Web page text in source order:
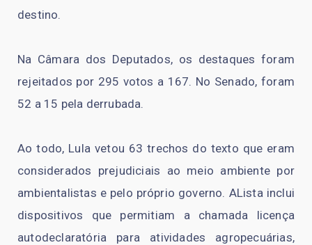
destino.
Na Câmara dos Deputados, os destaques foram
rejeitados por 295 votos a 167. No Senado, foram
52 a 15 pela derrubada.
Ao todo, Lula vetou 63 trechos do texto que eram
considerados prejudiciais ao meio ambiente por
ambientalistas e pelo próprio governo. ALista inclui
dispositivos que permitiam a chamada licença
autodeclaratória para atividades agropecuárias,